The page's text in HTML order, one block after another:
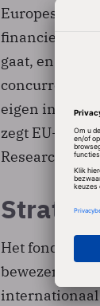
Europese
financiering
gaat, en
eigen
zegt EU-
Research and
Het fonds
bewezen
internationaal